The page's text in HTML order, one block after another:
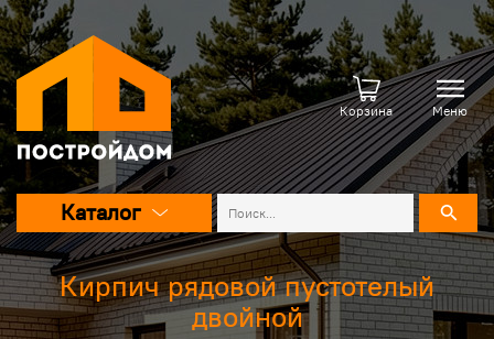
Корзина Меню
Каталог
Кирпич рядовой пустотелый
двойной